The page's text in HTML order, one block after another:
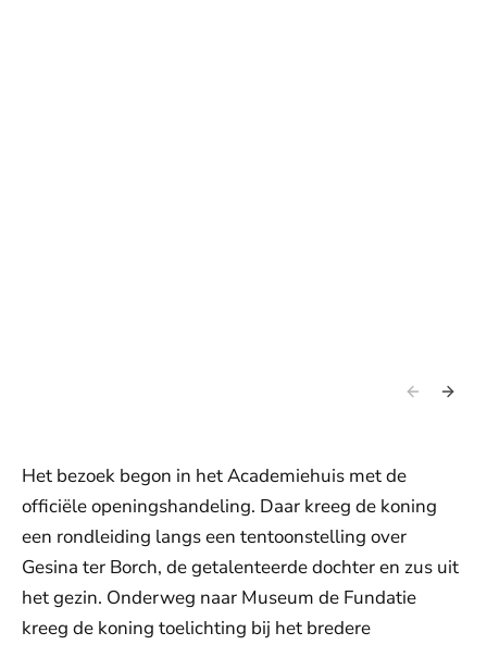
Het bezoek begon in het Academiehuis met de
officiële openingshandeling. Daar kreeg de koning
een rondleiding langs een tentoonstelling over
Gesina ter Borch, de getalenteerde dochter en zus uit
het gezin. Onderweg naar Museum de Fundatie
kreeg de koning toelichting bij het bredere